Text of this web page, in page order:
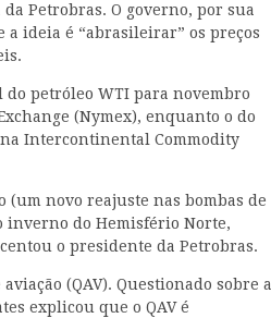
Petrobras. O governo, por sua
a ideia é “abrasileirar” os preços
do petróleo WTI para novembro
(Nymex), enquanto o do
na Intercontinental Commodity
(um novo reajuste nas bombas de
inverno do Hemisfério Norte,
o presidente da Petrobras.
(QAV). Questionado sobre a
explicou que o QAV é